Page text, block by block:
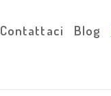
Contattaci Blog